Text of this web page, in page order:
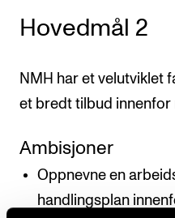
Hovedmål 2
NMH har et velutviklet
et bredt tilbud innenfor
Ambisjoner
Oppnevne en
handlingsplan